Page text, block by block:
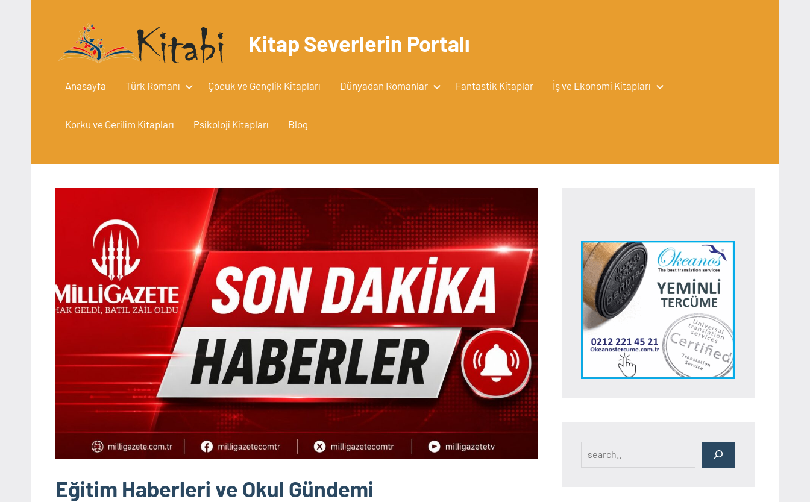
Kitap Severlerin Portalı
Anasayfa Türk Romanı Çocuk ve Gençlik Kitapları Dünyadan Romanlar Fantastik Kitaplar İş ve Ekonomi Kitapları
Korku ve Gerilim Kitapları Psikoloji Kitapları Blog
Eğitim Haberleri ve Okul Gündemi